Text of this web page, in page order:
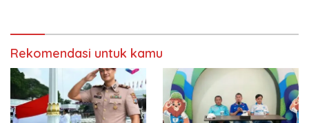
Rekomendasi untuk kamu